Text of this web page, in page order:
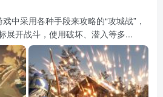
中采用各种手段来攻略的“攻城战”，
展开战斗，使用破坏、潜入等多...